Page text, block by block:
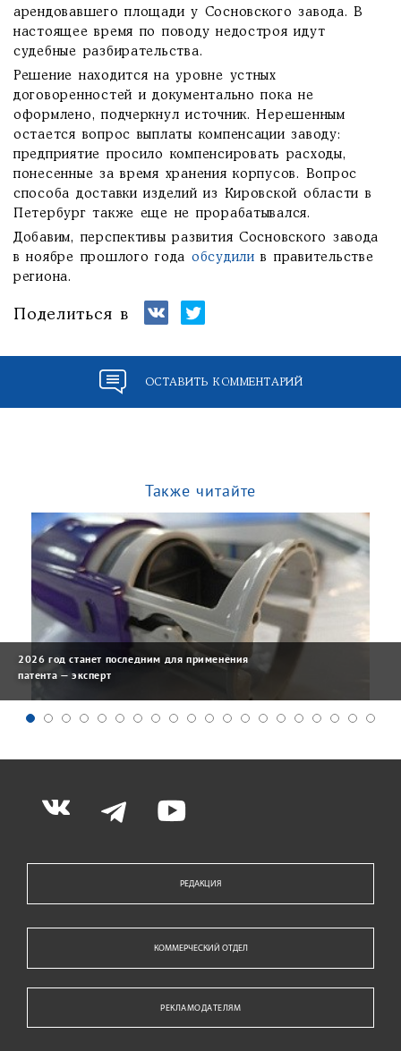
арендовавшего площади у Сосновского завода. В
настоящее время по поводу недостроя идут
судебные разбирательства.
Решение находится на уровне устных
договоренностей и документально пока не
оформлено, подчеркнул источник. Нерешенным
остается вопрос выплаты компенсации заводу:
предприятие просило компенсировать расходы,
понесенные за время хранения корпусов. Вопрос
способа доставки изделий из Кировской области в
Петербург также еще не прорабатывался.
Добавим, перспективы развития Сосновского завода
в ноябре прошлого года обсудили в правительстве
региона.
Поделиться в
ОСТАВИТЬ КОММЕНТАРИЙ
Также читайте
2026 год станет последним для применения
патента — эксперт
РЕДАКЦИЯ
КОММЕРЧЕСКИЙ ОТДЕЛ
РЕКЛАМОДАТЕЛЯМ